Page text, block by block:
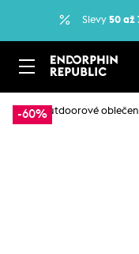
Slevy 50 až
-60%
… Outdoorové